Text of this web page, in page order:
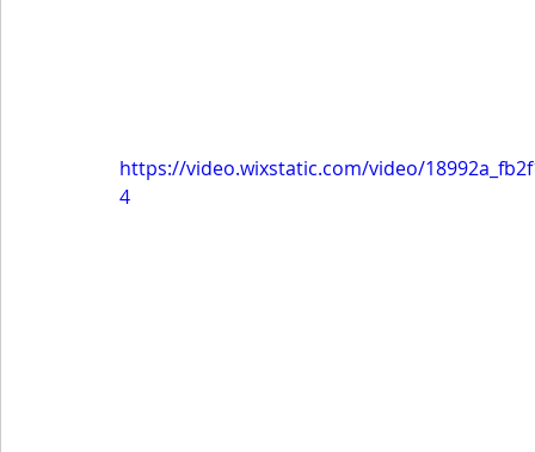
https://video.wixstatic.com/video/
4